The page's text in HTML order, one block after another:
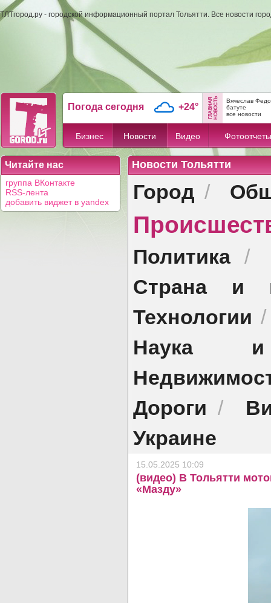
ТЛТгород.ру - городской информационный портал Тольятти. Все новости
Погода сегодня +24°
Вячеслав
батуте
все новости
Бизнес Новости Видео Фотоотчеты
Читайте нас
группа ВКонтакте
RSS-лента
добавить виджет в yandex
Новости Тольятти
Город /
Политика/
Страна и
Технологии
Наука и
Дороги /
Украине
15.05.2025 10:09
(видео) В Тольятти
«Мазду»